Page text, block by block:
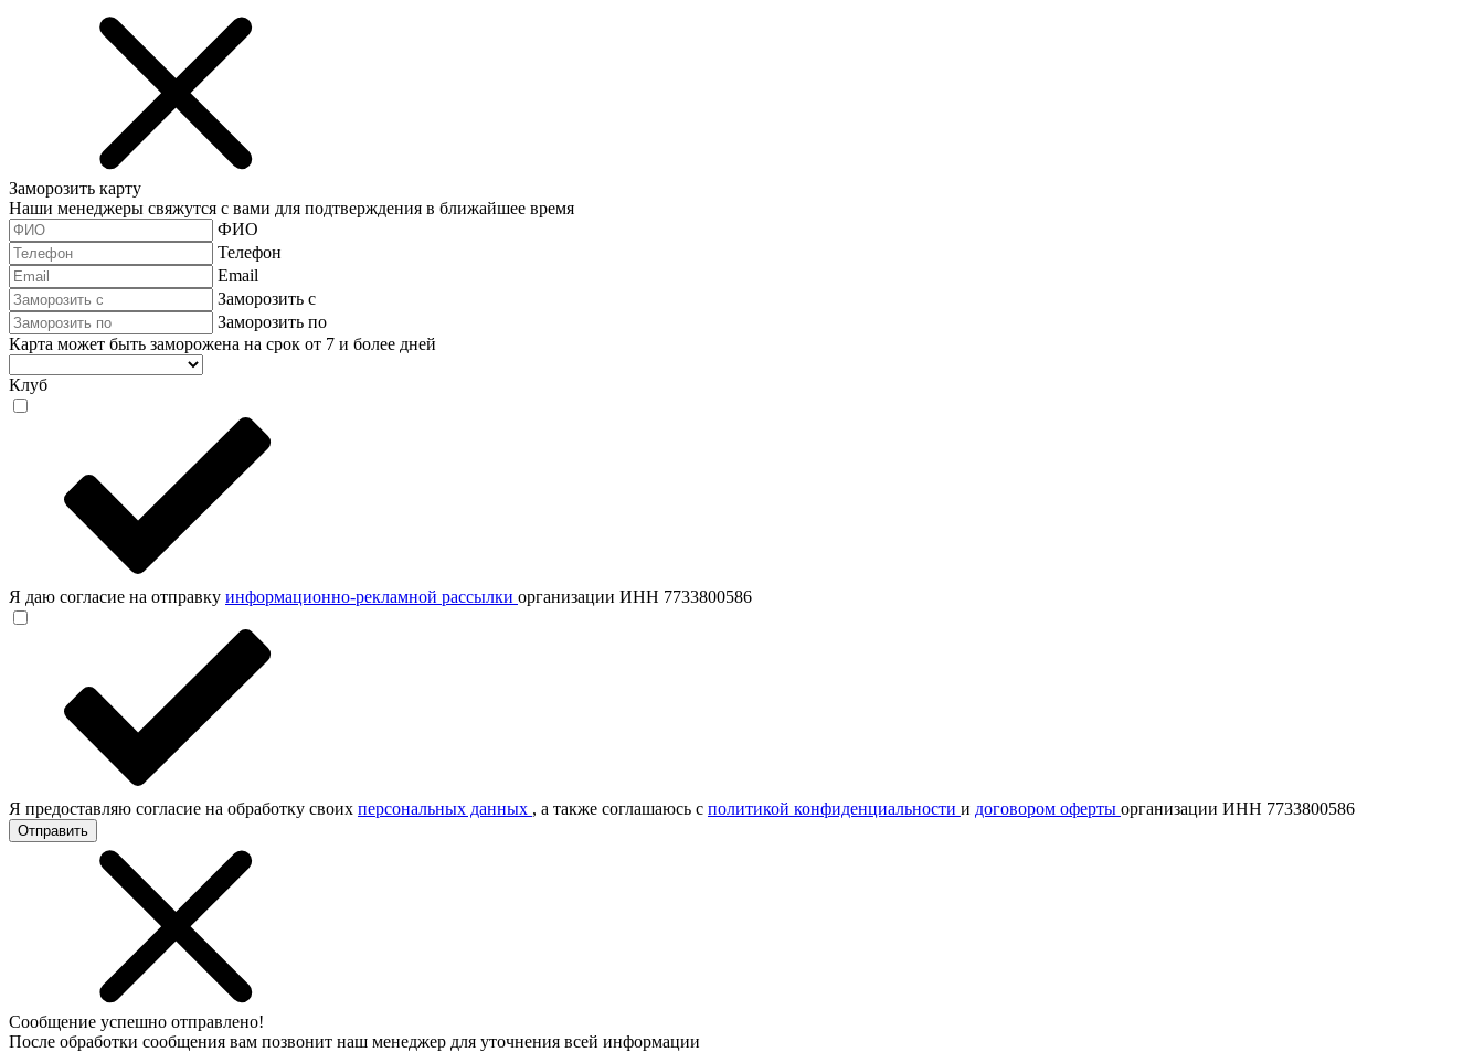
Заморозить карту
Наши менеджеры свяжутся с вами для подтверждения в ближайшее время
ФИО
Телефон
Email
Заморозить с
Заморозить по
Карта может быть заморожена на срок от 7 и более дней
Клуб
Я даю согласие на отправку информационно-рекламной рассылки организации ИНН 7733800586
Я предоставляю согласие на обработку своих персональных данных , а также соглашаюсь с политикой конфиденциальности и договором оферты организации ИНН 7733800586
Отправить
Сообщение успешно отправлено!
После обработки сообщения вам позвонит наш менеджер для уточнения всей информации